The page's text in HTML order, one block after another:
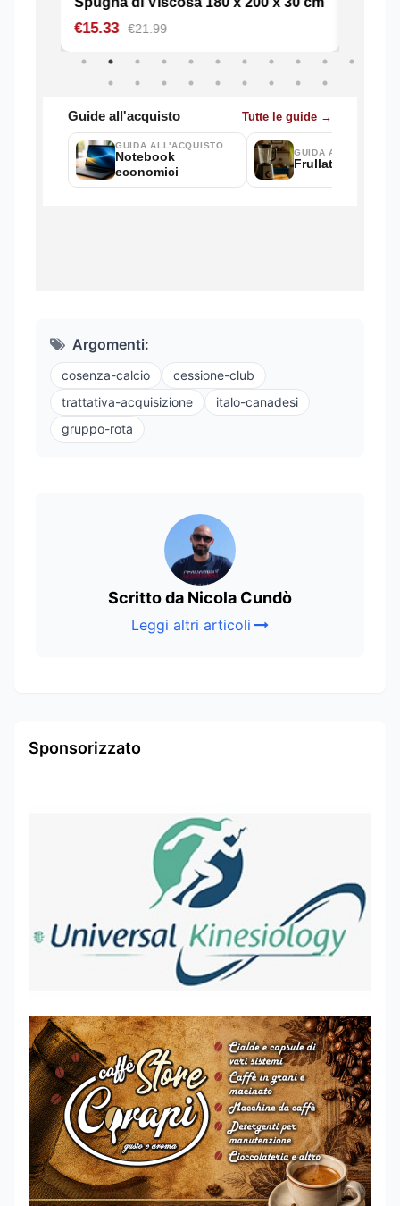
Argomenti:
cosenza-calcio
cessione-club
trattativa-acquisizione
italo-canadesi
gruppo-rota
Scritto da Nicola Cundò
Leggi altri articoli
Sponsorizzato